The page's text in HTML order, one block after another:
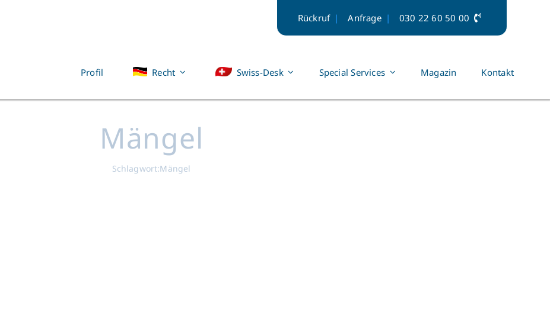
Rückruf Anfrage 030 22 60 50 00
Profil Recht Swiss-Desk Special Services Magazin Kontakt
Mängel
Schlagwort:Mängel